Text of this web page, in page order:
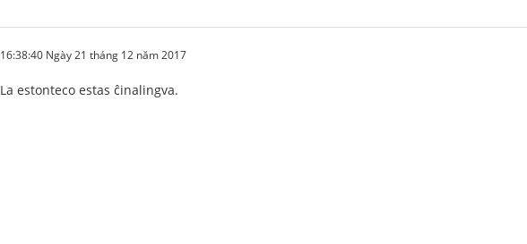
16:38:40 Ngày 21 tháng 12 năm 2017
La estonteco estas ĉinalingva.